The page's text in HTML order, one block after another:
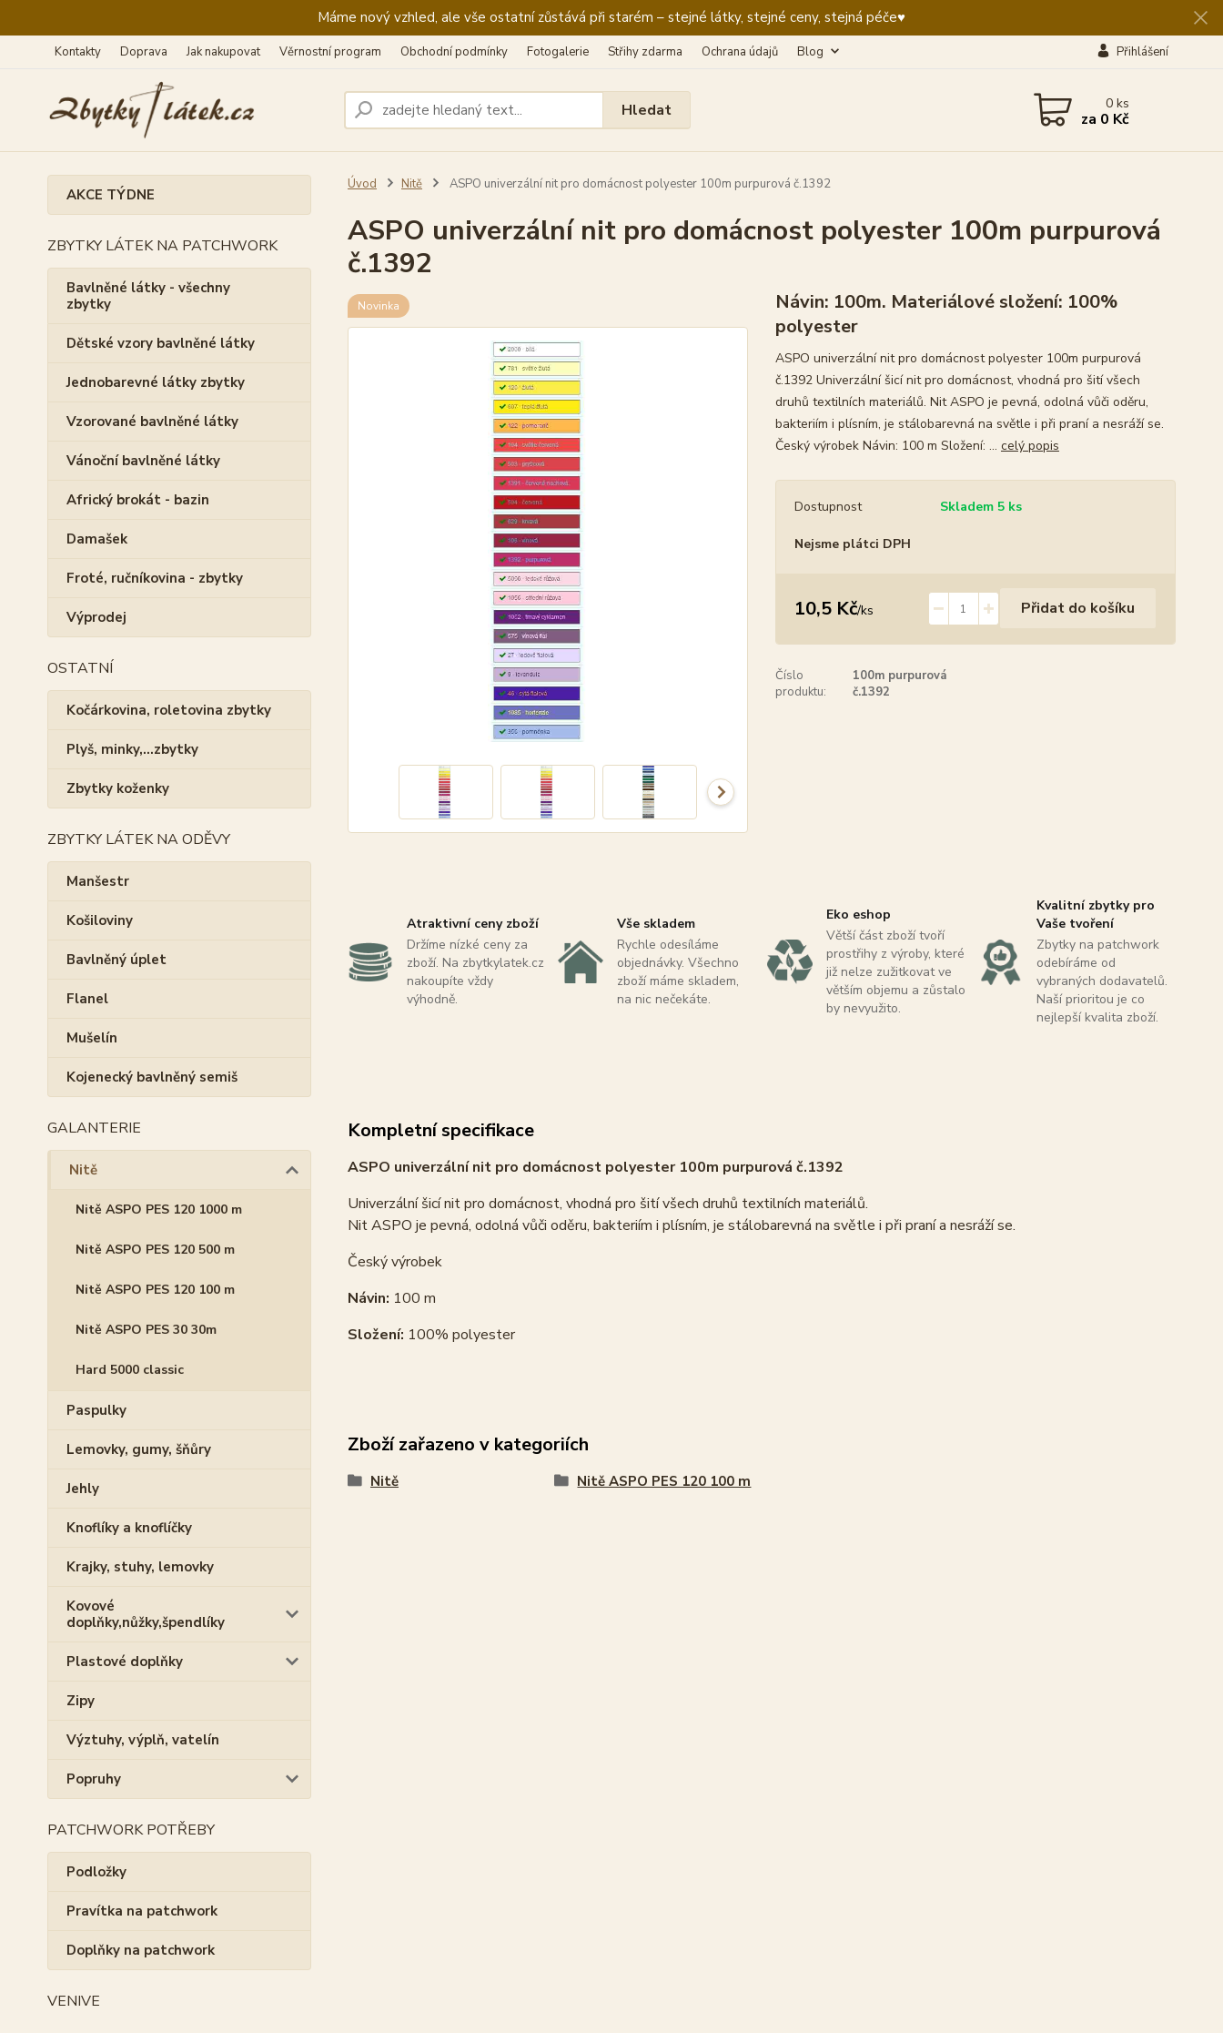
Máme nový vzhled, ale vše ostatní zůstává při starém – stejné látky, stejné ceny, stejná péče♥️
Kontakty Doprava Jak nakupovat Věrnostní program Obchodní podmínky Fotogalerie Střihy zdarma Ochrana údajů Blog Přihlášení
Hledat 0ks
za 0 Kč
AKCE TÝDNE
ZBYTKY LÁTEK NA PATCHWORK
Bavlněné látky - všechny
zbytky
Dětské vzory bavlněné látky
Jednobarevné látky zbytky
Vzorované bavlněné látky
Vánoční bavlněné látky
Africký brokát - bazin
Damašek
Froté, ručníkovina - zbytky
Výprodej
OSTATNÍ
Kočárkovina, roletovina zbytky
Plyš, minky,...zbytky
Zbytky koženky
ZBYTKY LÁTEK NA ODĚVY
Manšestr
Košiloviny
Bavlněný úplet
Flanel
Mušelín
Kojenecký bavlněný semiš
GALANTERIE
Nitě
Nitě ASPO PES 120 1000 m
Nitě ASPO PES 120 500 m
Nitě ASPO PES 120 100 m
Nitě ASPO PES 30 30m
Hard 5000 classic
Paspulky
Lemovky, gumy, šňůry
Jehly
Knoflíky a knoflíčky
Krajky, stuhy, lemovky
Kovové
doplňky,nůžky,špendlíky
Plastové doplňky
Zipy
Výztuhy, výplň, vatelín
Popruhy
PATCHWORK POTŘEBY
Podložky
Pravítka na patchwork
Doplňky na patchwork
VENIVE
Úvod Nitě ASPO univerzální nit pro domácnost polyester 100m purpurová č.1392
ASPO univerzální nit pro domácnost polyester 100m purpurová
č.1392
Novinka
Návin: 100m. Materiálové složení: 100%
polyester
ASPO univerzální nit pro domácnost polyester 100m purpurová
č.1392 Univerzální šicí nit pro domácnost, vhodná pro šití všech
druhů textilních materiálů. Nit ASPO je pevná, odolná vůči oděru,
bakteriím i plísním, je stálobarevná na světle i při praní a nesráží se.
Český výrobek Návin: 100 m Složení: ... celý popis
Dostupnost Skladem 5 ks
Nejsme plátci DPH
10,5 Kč/ks Přidat do košíku
Číslo
produktu:
100m purpurová
č.1392
Atraktivní ceny zboží
Držíme nízké ceny za
zboží. Na zbytkylatek.cz
nakoupíte vždy
výhodně.
Vše skladem
Rychle odesíláme
objednávky. Všechno
zboží máme skladem,
na nic nečekáte.
Eko eshop
Větší část zboží tvoří
prostřihy z výroby, které
již nelze zužitkovat ve
větším objemu a zůstalo
by nevyužito.
Kvalitní zbytky pro
Vaše tvoření
Zbytky na patchwork
odebíráme od
vybraných dodavatelů.
Naší prioritou je co
nejlepší kvalita zboží.
Kompletní specifikace
ASPO univerzální nit pro domácnost polyester 100m purpurová č.1392
Univerzální šicí nit pro domácnost, vhodná pro šití všech druhů textilních materiálů.
Nit ASPO je pevná, odolná vůči oděru, bakteriím i plísním, je stálobarevná na světle i při praní a nesráží se.
Český výrobek
Návin: 100 m
Složení: 100% polyester
Zboží zařazeno v kategoriích
Nitě Nitě ASPO PES 120 100 m